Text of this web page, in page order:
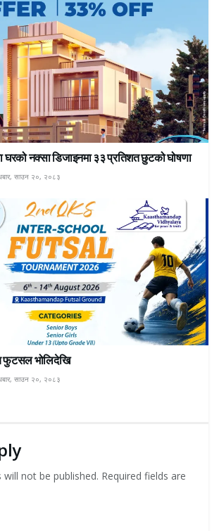
घरको नक्सा डिजाइनमा ३३ प्रतिशत छुटको घोषणा
साउन २०, २०८३
फुटसल भोलिदेखि
साउन २०, २०८३
not be published. Required fields are